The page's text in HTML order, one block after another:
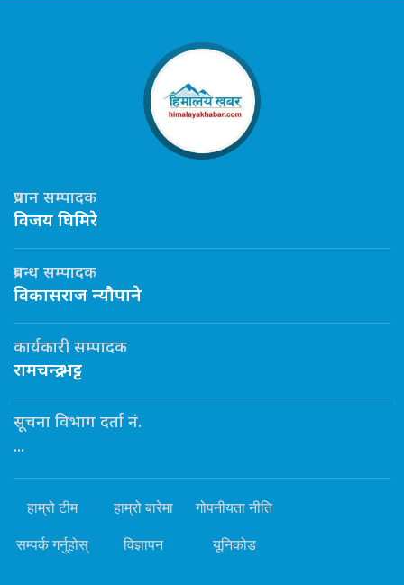
प्रधान सम्पादक
विजय घिमिरे
प्रबन्ध सम्पादक
विकासराज न्यौपाने
कार्यकारी सम्पादक
रामचन्द्र भट्ट
सूचना विभाग दर्ता नं.
...
हाम्रो टीम हाम्रो बारेमा गोपनीयता नीति
सम्पर्क गर्नुहोस् विज्ञापन यूनिकोड